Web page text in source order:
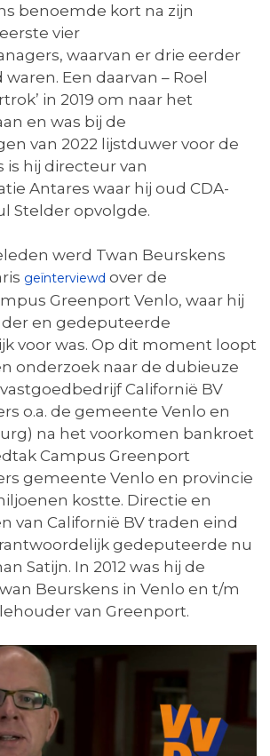
benoemde kort na zijn
vier
waarvan er drie eerder
Een daarvan – Roel
in 2019 om naar het
en was bij de
van 2022 lijstduwer voor de
is hij directeur van
Antares waar hij oud CDA-
Stelder opvolgde.
werd Twan Beurskens
geïnterviewd over de
Greenport Venlo, waar hij
en gedeputeerde
voor was. Op dit moment loopt
onderzoek naar de dubieuze
Californië BV
o.a. de gemeente Venlo en
na het voorkomen bankroet
Campus Greenport
gemeente Venlo en provincie
kostte. Directie en
van Californië BV traden eind
gedeputeerde nu
Satijn. In 2012 was hij de
Beurskens in Venlo en t/m
van Greenport.